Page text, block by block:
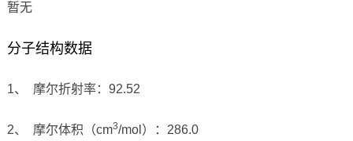
暂无
分子结构数据
1、 摩尔折射率：92.52
2、 摩尔体积（cm3/mol）：286.0